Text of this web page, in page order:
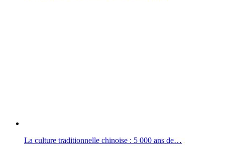
La culture traditionnelle chinoise : 5 000 ans de…